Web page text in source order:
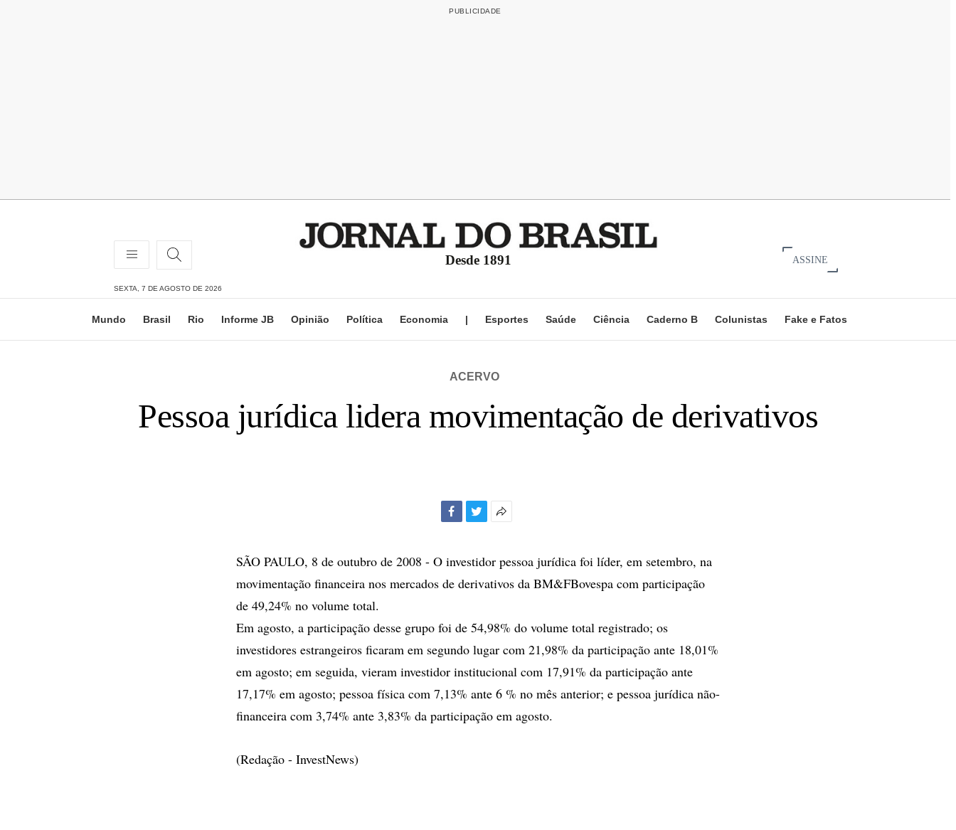
Desde 1891 ASSINE
SEXTA, 7 DE AGOSTO DE 2026
Mundo Brasil Rio Informe JB Opinião Política Economia | Esportes Saúde Ciência Caderno B Colunistas Fake e Fatos
ACERVO
Pessoa jurídica lidera movimentação de derivativos
compartilhamento
SÃO PAULO, 8 de outubro de 2008 - O investidor pessoa jurídica foi líder, em setembro, na
movimentação financeira nos mercados de derivativos da BM&FBovespa com participação
de 49,24% no volume total.
Em agosto, a participação desse grupo foi de 54,98% do volume total registrado; os
investidores estrangeiros ficaram em segundo lugar com 21,98% da participação ante 18,01%
em agosto; em seguida, vieram investidor institucional com 17,91% da participação ante
17,17% em agosto; pessoa física com 7,13% ante 6 % no mês anterior; e pessoa jurídica não-
financeira com 3,74% ante 3,83% da participação em agosto.
(Redação - InvestNews)